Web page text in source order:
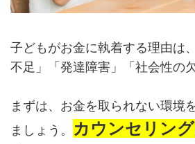
子どもがお金に執着する理由は
不足」「発達障害」「社会性の
まずは、お金を取られない環境
ましょう。
カウンセリン